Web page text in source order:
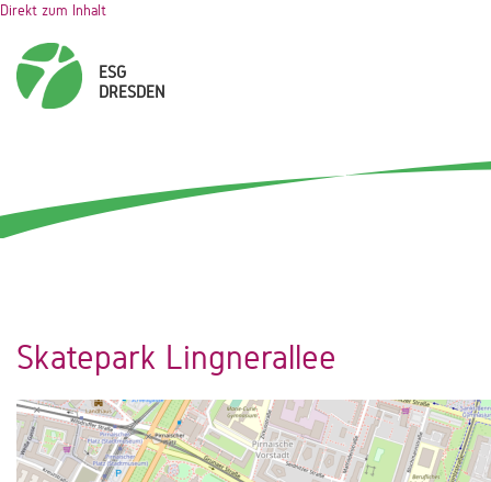
Direkt zum Inhalt
Skatepark Lingnerallee